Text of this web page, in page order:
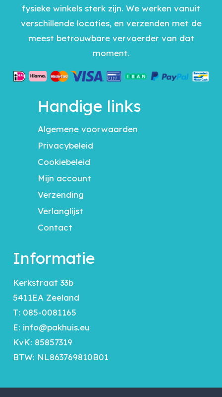
fysieke winkels sterk zijn. We werken vanuit
verschillende locaties, en verzenden met de
meest betrouwbare vervoerder van dat
moment.
Handige links
Algemene voorwaarden
Privacybeleid
Cookiebeleid
Mijn account
Verzending
Verlanglijst
Contact
Informatie
Kerkstraat 33b
5411EA Zeeland
T: 085-0081165
E: info@pakhuis.eu
KvK: 85857319
BTW: NL863769810B01